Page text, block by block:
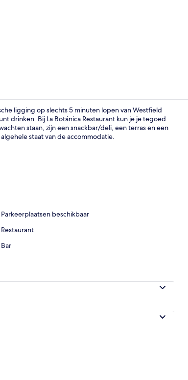
ligging op slechts 5 minuten lopen van Westfield
drinken. Bij La Botánica Restaurant kun je je tegoed
staan, zijn een snackbar/deli, een terras en een
staat van de accommodatie.
Parkeerplaatsen beschikbaar
Restaurant
Bar